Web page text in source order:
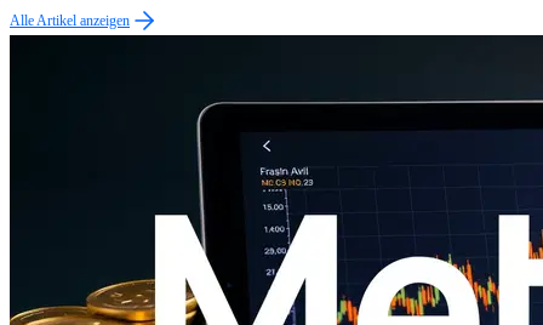
Alle Artikel anzeigen